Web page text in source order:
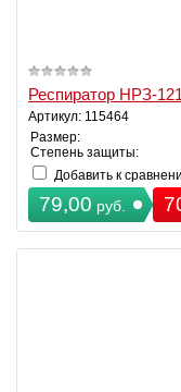
Респиратор НРЗ-
Артикул: 115464
Размер:
Степень защиты:
Добавить к
79,00 руб.